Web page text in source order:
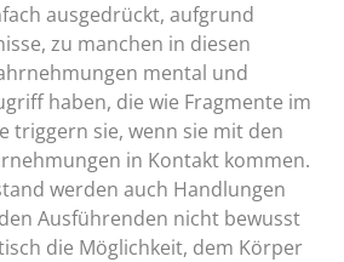
ausgedrückt, aufgrund
zu manchen in diesen
mental und
haben, die wie Fragmente im
triggern sie, wenn sie mit den
in Kontakt kommen.
werden auch Handlungen
Ausführenden nicht bewusst
die Möglichkeit, dem Körper